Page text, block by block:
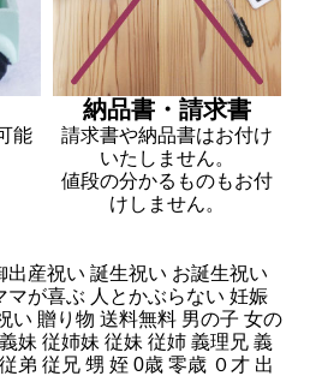
能
納品書・請求書
請求書や納品書はお付け
いたしません。
値段の分かるものもお付
けしません。
出産祝い 誕生祝い お誕生祝い
マが喜ぶ 人とかぶらない 妊娠
い 贈り物 送料無料 男の子 女の
妹 従姉妹 従妹 従姉 義理兄 義
弟 従兄 甥 姪 0歳 零歳 ０才 出